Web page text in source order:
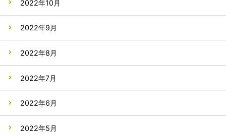
2022年10月
2022年9月
2022年8月
2022年7月
2022年6月
2022年5月